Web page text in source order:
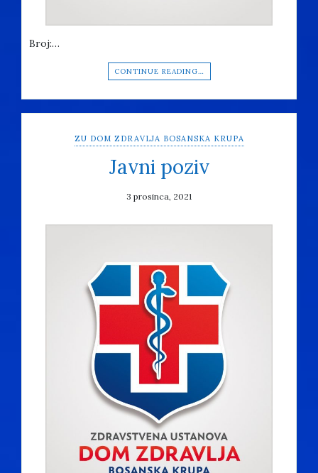
Broj:…
CONTINUE READING…
ZU DOM ZDRAVLJA BOSANSKA KRUPA
Javni poziv
3 prosinca, 2021